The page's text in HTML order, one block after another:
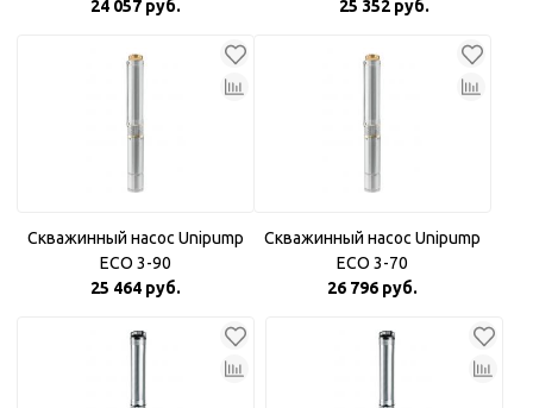
24 057 руб.
25 352 руб.
Скважинный насос Unipump
ECO 3-90
25 464 руб.
Скважинный насос Unipump
ECO 3-70
26 796 руб.